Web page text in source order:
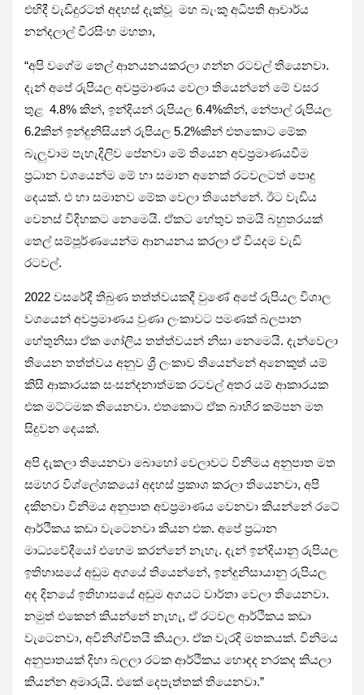
එහිදී වැඩිදුරටත් අදහස් දැක්වූ මහ බැංකු අධිපති ආචාර්ය
නන්දලාල් වීරසිංහ මහතා,
“අපි වගේම තෙල් ආනයනයකරලා ගන්න රටවල් තියෙනවා.
දැන් අපේ රුපියල අවප්‍රමාණය වෙලා තියෙන්නේ මේ වසර
තුළ 4.8% කින්, ඉන්දියන් රුපියල 6.4%කින්, නේපාල් රුපියල
6.2කින් ඉන්දුනිසියන් රුපියල 5.2%කින් එතකොට මේක
බැලුවාම පැහැදිලිව පේනවා මේ තියෙන අවප්‍රමාණයවීම
ප්‍රධාන වශයෙන්ම මේ හා සමාන අනෙක් රටවලටත් පොදු
දෙයක්. එ හා සමානව මේක වෙලා තියෙන්නේ. ඊට වැඩිය
වෙනස් විදිහකට නෙමෙයි. ඒකට හේතුව තමයි බහුතරයක්
තෙල් සම්පූර්ණයෙන්ම ආනයනය කරලා ඒ වියදම වැඩි
රටවල්.
2022 වසරේදී තිබුණ තත්ත්වයකදී වුණේ අපේ රුපියල විශාල
වශයෙන් අවප්‍රමාණය වුණා ලංකාවට පමණක් බලපාන
හේතුනිසා ඒක ගෝලිය තත්ත්වයන් නිසා නෙමෙයි. දැන්වෙලා
තියෙන තත්ත්වය අනුව ශ්‍රී ලංකාව තියෙන්නේ අනෙකුත් යම්
කිසි ආකාරයක සංසන්දනාත්මක රටවල් අතර යම් ආකාරයක
එක මට්ටමක තියෙනවා. එතකොට ඒක බාහිර කම්පන මත
සිදුවන දෙයක්.
අපි දැකලා තියෙනවා බොහෝ වෙලාවට විනිමය අනුපාත මත
සමහර විශ්ලේශකයෝ අදහස් ප්‍රකාශ කරලා තියෙනවා, අපි
දකිනවා විනිමය අනුපාත අවප්‍රමාණය වෙනවා කියන්නේ රටේ
ආර්ථිකය කඩා වැටෙනවා කියන එක. අපේ ප්‍රධාන
මාධ්‍යවේදීයෝ එහෙම කරන්නේ නැහැ. දැන් ඉන්දියානු රුපියල
ඉතිහාසයේ අඩුම අගයේ තියෙන්නේ, ඉන්දුනිසායානු රුපියල
අද දිනයේ ඉතිහාසයේ අඩුම අගයට වාර්තා වෙලා තියෙනවා.
නමුත් එකෙන් කියන්නේ නැහැ, ඒ රටවල ආර්ථිකය කඩා
වැටෙනවා, අවිනිශ්චිතයි කියලා. ඒක වැරදි මතකයක්. විනිමය
අනුපාතයක් දිහා බලලා රටක ආර්ථිකය හොඳද නරකද කියලා
කියන්න අමාරුයි. එකේ දෙපැත්තක් තියෙනවා.”